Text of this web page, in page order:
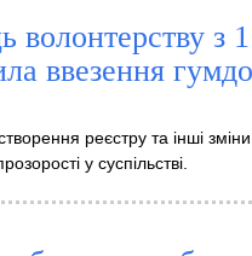
волонтерству з
ввезення
реєстру та інші
у суспільстві.